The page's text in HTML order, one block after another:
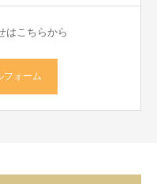
はこちらから
フォーム